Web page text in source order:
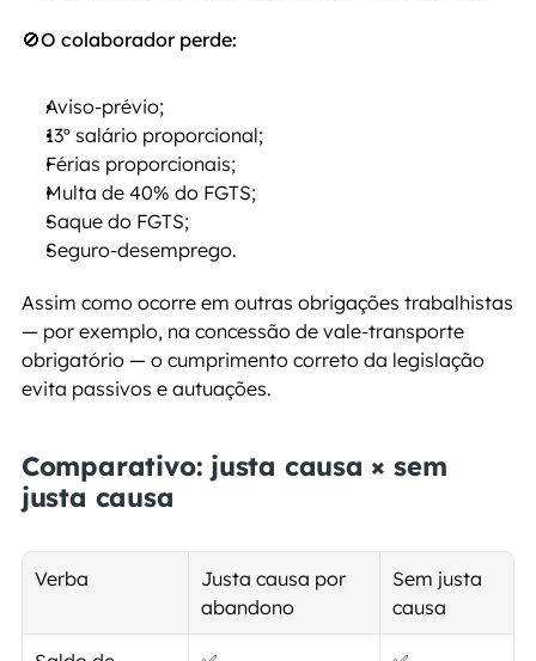
🚫O colaborador perde:
Aviso-prévio;
13º salário proporcional;
Férias proporcionais;
Multa de 40% do FGTS;
Saque do FGTS;
Seguro-desemprego.
Assim como ocorre em outras obrigações trabalhistas
— por exemplo, na concessão de vale-transporte
obrigatório — o cumprimento correto da legislação
evita passivos e autuações.
Comparativo: justa causa × sem
justa causa
Verba
Justa causa por
abandono
Sem justa
causa